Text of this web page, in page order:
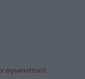
αγωνιστικό